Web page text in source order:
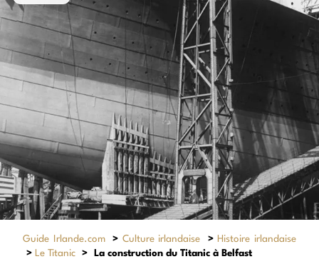
Guide Irlande.com > Culture irlandaise > Histoire irlandaise
> Le Titanic > La construction du Titanic à Belfast